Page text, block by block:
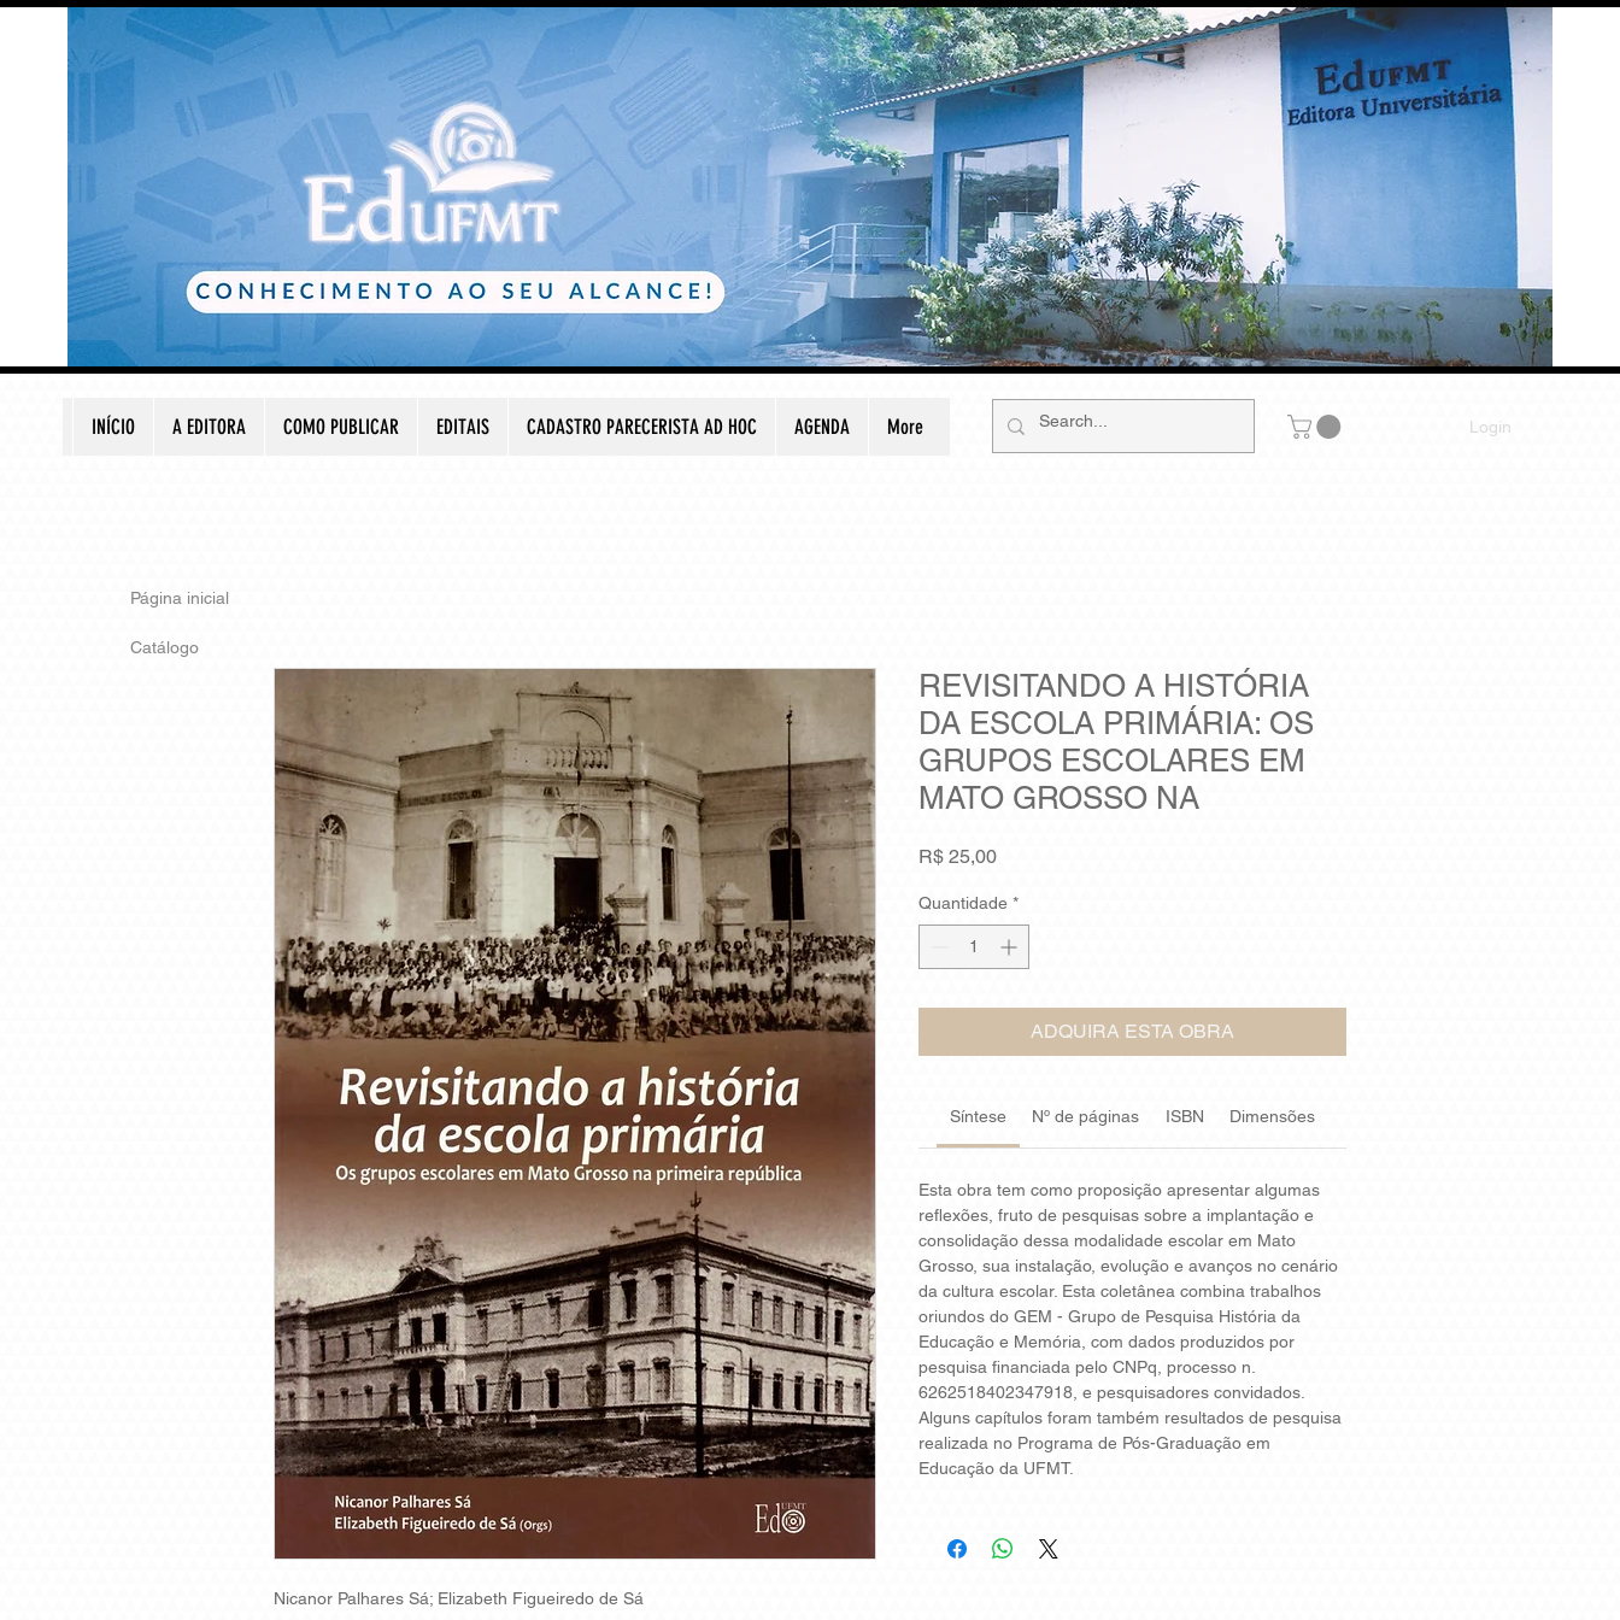
INÍCIO A EDITORA COMO PUBLICAR EDITAIS CADASTRO PARECERISTA AD HOC AGENDA More Login
Página inicial
Catálogo
Nicanor Palhares Sá; Elizabeth Figueiredo de Sá
REVISITANDO A HISTÓRIA
DA ESCOLA PRIMÁRIA: OS
GRUPOS ESCOLARES EM
MATO GROSSO NA
R$ 25,00Preço
Quantidade *
ADQUIRA ESTA OBRA
Síntese Nº de páginas ISBN Dimensões
Esta obra tem como proposição apresentar algumas
reflexões, fruto de pesquisas sobre a implantação e
consolidação dessa modalidade escolar em Mato
Grosso, sua instalação, evolução e avanços no cenário
da cultura escolar. Esta coletânea combina trabalhos
oriundos do GEM - Grupo de Pesquisa História da
Educação e Memória, com dados produzidos por
pesquisa financiada pelo CNPq, processo n.
6262518402347918, e pesquisadores convidados.
Alguns capí­tulos foram também resultados de pesquisa
realizada no Programa de Pós-Graduação em
Educação da UFMT.